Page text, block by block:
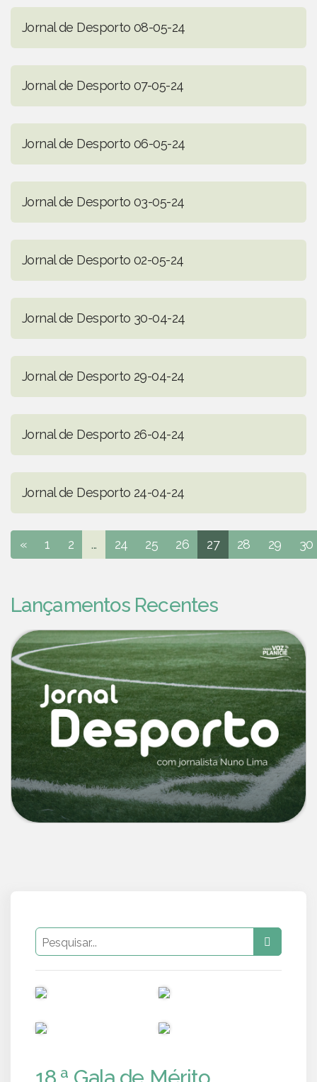
Jornal de Desporto 08-05-24
Jornal de Desporto 07-05-24
Jornal de Desporto 06-05-24
Jornal de Desporto 03-05-24
Jornal de Desporto 02-05-24
Jornal de Desporto 30-04-24
Jornal de Desporto 29-04-24
Jornal de Desporto 26-04-24
Jornal de Desporto 24-04-24
« 1 2 ... 24 25 26 27 28 29 30
Lançamentos Recentes